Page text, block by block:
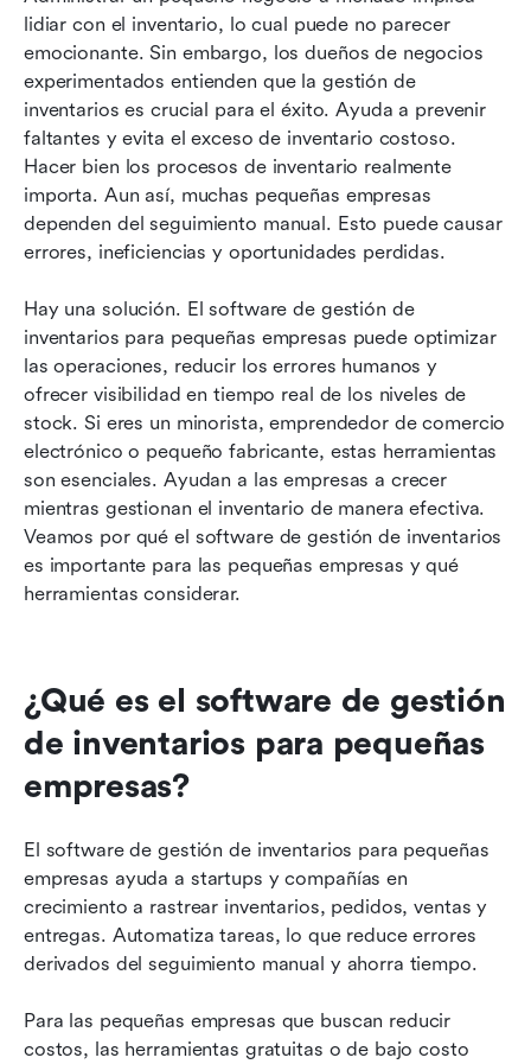
lidiar con el inventario, lo cual puede no parecer
emocionante. Sin embargo, los dueños de negocios
experimentados entienden que la gestión de
inventarios es crucial para el éxito. Ayuda a prevenir
faltantes y evita el exceso de inventario costoso.
Hacer bien los procesos de inventario realmente
importa. Aun así, muchas pequeñas empresas
dependen del seguimiento manual. Esto puede causar
errores, ineficiencias y oportunidades perdidas.
Hay una solución. El software de gestión de
inventarios para pequeñas empresas puede optimizar
las operaciones, reducir los errores humanos y
ofrecer visibilidad en tiempo real de los niveles de
stock. Si eres un minorista, emprendedor de comercio
electrónico o pequeño fabricante, estas herramientas
son esenciales. Ayudan a las empresas a crecer
mientras gestionan el inventario de manera efectiva.
Veamos por qué el software de gestión de inventarios
es importante para las pequeñas empresas y qué
herramientas considerar.
¿Qué es el software de gestión
de inventarios para pequeñas
empresas?
El software de gestión de inventarios para pequeñas
empresas ayuda a startups y compañías en
crecimiento a rastrear inventarios, pedidos, ventas y
entregas. Automatiza tareas, lo que reduce errores
derivados del seguimiento manual y ahorra tiempo.
Para las pequeñas empresas que buscan reducir
costos, las herramientas gratuitas o de bajo costo
Los 10 mejores software de gestión de
inventarios para pequeñas empresas en 2026
Cómo elegir el software de gestión de
inventarios adecuado para su pequeña empresa
El mejor software gratuito de gestión de
inventarios para pequeñas empresas
de inventarios para pequeñas empresas